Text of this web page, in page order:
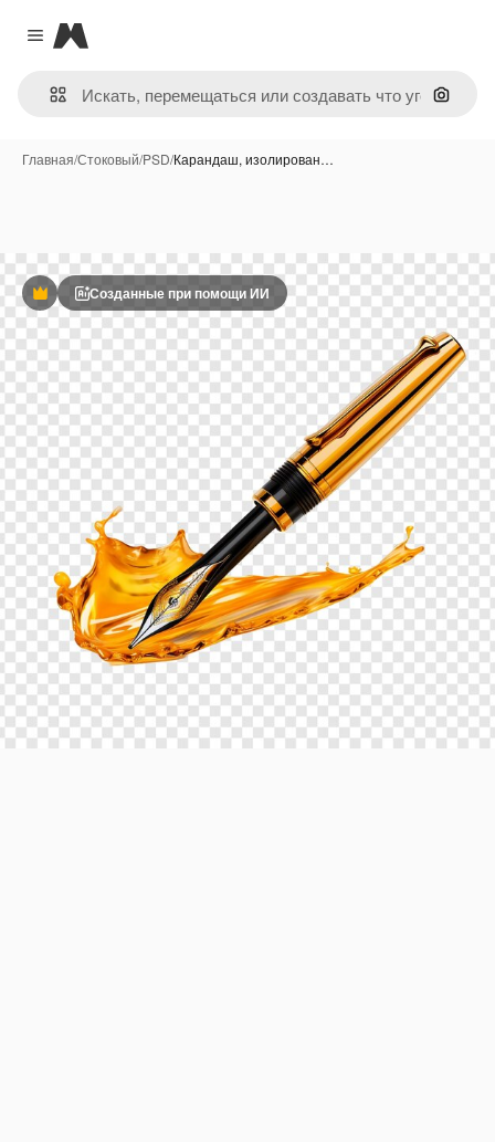
Close menu
Magnific
Поиск
Главная/Стоковый/PSD/Карандаш, изолирован…
ПремиумСозданные при помощи ИИ